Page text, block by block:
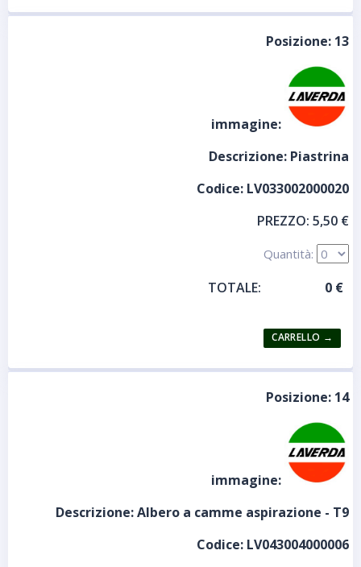
Posizione: 13
immagine:
Descrizione: Piastrina
Codice: LV033002000020
PREZZO: 5,50 €
Quantità:
TOTALE:
Posizione: 14
immagine:
Descrizione:Albero a camme aspirazione - T9
Codice: LV043004000006